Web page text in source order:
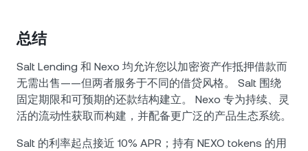
总结
Salt Lending 和 Nexo 均允许您以加密资产作抵押借款而
无需出售——但两者服务于不同的借贷风格。 Salt 围绕
固定期限和可预期的还款结构建立。 Nexo 专为持续、灵
活的流动性获取而构建，并配备更广泛的产品生态系统。
Salt 的利率起点接近 10% APR；持有 NEXO tokens 的用